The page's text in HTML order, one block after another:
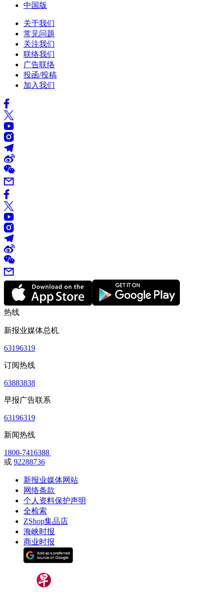
中国版
关于我们
常见问题
关注我们
联络我们
广告联络
投函/投稿
加入我们
热线
新报业媒体总机
63196319
订阅热线
63883838
早报广告联系
63196319
新闻热线
1800-7416388
或 92288736
新报业媒体网站
网络条款
个人资料保护声明
全检索
ZShop集品店
海峡时报
商业时报